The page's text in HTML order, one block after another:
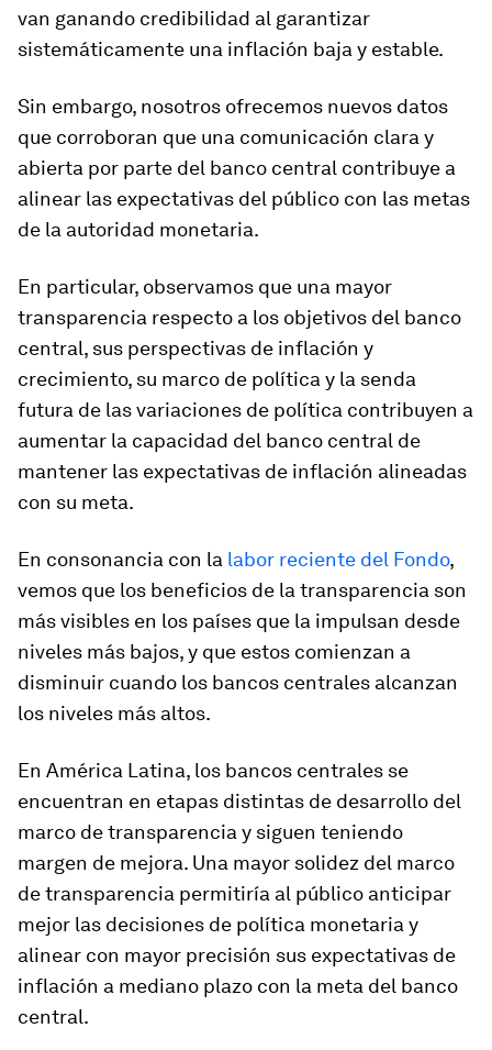
van ganando credibilidad al garantizar
sistemáticamente una inflación baja y estable.
Sin embargo, nosotros ofrecemos nuevos datos
que corroboran que una comunicación clara y
abierta por parte del banco central contribuye a
alinear las expectativas del público con las metas
de la autoridad monetaria.
En particular, observamos que una mayor
transparencia respecto a los objetivos del banco
central, sus perspectivas de inflación y
crecimiento, su marco de política y la senda
futura de las variaciones de política contribuyen a
aumentar la capacidad del banco central de
mantener las expectativas de inflación alineadas
con su meta.
En consonancia con la labor reciente del Fondo,
vemos que los beneficios de la transparencia son
más visibles en los países que la impulsan desde
niveles más bajos, y que estos comienzan a
disminuir cuando los bancos centrales alcanzan
los niveles más altos.
En América Latina, los bancos centrales se
encuentran en etapas distintas de desarrollo del
marco de transparencia y siguen teniendo
margen de mejora. Una mayor solidez del marco
de transparencia permitiría al público anticipar
mejor las decisiones de política monetaria y
alinear con mayor precisión sus expectativas de
inflación a mediano plazo con la meta del banco
central.